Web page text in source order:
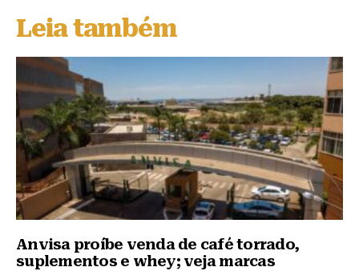
s
k
y
e
b
o
o
k
s
A
p
p
Leia também
Anvisa proíbe venda de café torrado,
suplementos e whey; veja marcas